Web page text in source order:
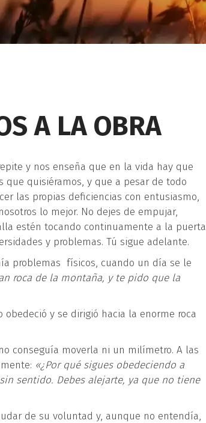
A LA OBRA
y nos enseña que en la vida hay que
que quisiéramos, y que a pesar de todo
las propias deficiencias con entusiasmo,
lo mejor. No dejes de empujar,
estén tocando continuamente a la puerta
y problemas. Tú sigue adelante.
problemas físicos, cuando un día se le
roca de la montaña, y te pido que la
y se dirigió hacia la enorme roca
conseguía moverla ni un milímetro. A las
«¿Por qué sigues obedeciendo a
sentido. Debes alejarte, ya que no tiene
de su voluntad y, aunque no entendía,